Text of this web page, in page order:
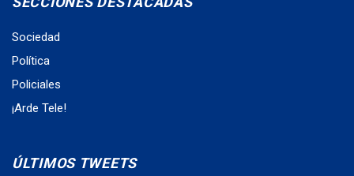
Sociedad
Política
Policiales
¡Arde Tele!
ÚLTIMOS TWEETS